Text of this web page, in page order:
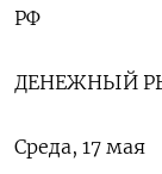
РФ
ДЕНЕЖНЫЙ
Среда, 17 мая